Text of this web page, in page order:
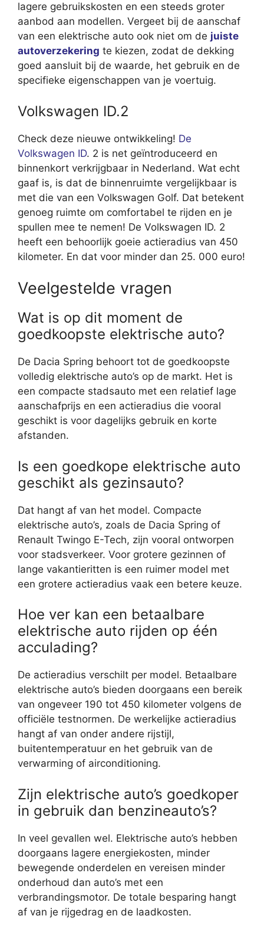
lagere gebruikskosten en een steeds groter
aanbod aan modellen. Vergeet bij de aanschaf
van een elektrische auto ook niet om de juiste
autoverzekering te kiezen, zodat de dekking
goed aansluit bij de waarde, het gebruik en de
specifieke eigenschappen van je voertuig.
Volkswagen ID.2
Check deze nieuwe ontwikkeling! De
Volkswagen ID. 2 is net geïntroduceerd en
binnenkort verkrijgbaar in Nederland. Wat echt
gaaf is, is dat de binnenruimte vergelijkbaar is
met die van een Volkswagen Golf. Dat betekent
genoeg ruimte om comfortabel te rijden en je
spullen mee te nemen! De Volkswagen ID. 2
heeft een behoorlijk goeie actieradius van 450
kilometer. En dat voor minder dan 25. 000 euro!
Veelgestelde vragen
Wat is op dit moment de
goedkoopste elektrische auto?
De Dacia Spring behoort tot de goedkoopste
volledig elektrische auto’s op de markt. Het is
een compacte stadsauto met een relatief lage
aanschafprijs en een actieradius die vooral
geschikt is voor dagelijks gebruik en korte
afstanden.
Is een goedkope elektrische auto
geschikt als gezinsauto?
Dat hangt af van het model. Compacte
elektrische auto’s, zoals de Dacia Spring of
Renault Twingo E-Tech, zijn vooral ontworpen
voor stadsverkeer. Voor grotere gezinnen of
lange vakantieritten is een ruimer model met
een grotere actieradius vaak een betere keuze.
Hoe ver kan een betaalbare
elektrische auto rijden op één
acculading?
De actieradius verschilt per model. Betaalbare
elektrische auto’s bieden doorgaans een bereik
van ongeveer 190 tot 450 kilometer volgens de
officiële testnormen. De werkelijke actieradius
hangt af van onder andere rijstijl,
buitentemperatuur en het gebruik van de
verwarming of airconditioning.
Zijn elektrische auto’s goedkoper
in gebruik dan benzineauto’s?
In veel gevallen wel. Elektrische auto’s hebben
doorgaans lagere energiekosten, minder
bewegende onderdelen en vereisen minder
onderhoud dan auto’s met een
verbrandingsmotor. De totale besparing hangt
af van je rijgedrag en de laadkosten.